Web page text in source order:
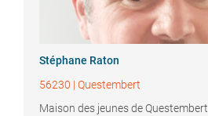
Stéphane Raton
56230 | Questembert
Maison des jeunes de Questembert